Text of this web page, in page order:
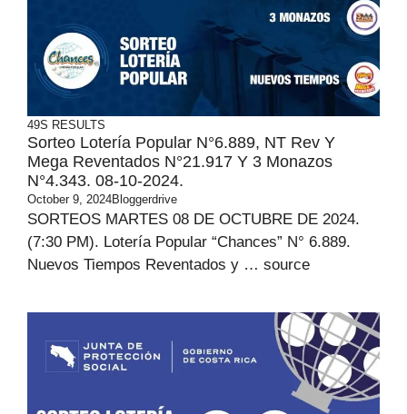
49S RESULTS
Sorteo Lotería Popular N°6.889, NT Rev Y
Mega Reventados N°21.917 Y 3 Monazos
N°4.343. 08-10-2024.
October 9, 2024Bloggerdrive
SORTEOS MARTES 08 DE OCTUBRE DE 2024.
(7:30 PM). Lotería Popular “Chances” N° 6.889.
Nuevos Tiempos Reventados y … source